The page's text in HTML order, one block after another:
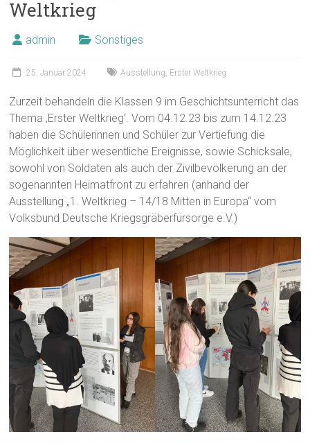
Weltkrieg
admin Sonstiges
25. Januar 2024 Ausstellung, Erster Weltkrieg
Zurzeit behandeln die Klassen 9 im Geschichtsunterricht das
Thema ‚Erster Weltkrieg‘. Vom 04.12.23 bis zum 14.12.23
haben die Schülerinnen und Schüler zur Vertiefung die
Möglichkeit über wesentliche Ereignisse, sowie Schicksale,
sowohl von Soldaten als auch der Zivilbevölkerung an der
sogenannten Heimatfront zu erfahren (anhand der
Ausstellung „1. Weltkrieg – 14/18 Mitten in Europa“ vom
Volksbund Deutsche Kriegsgräberfürsorge e.V.)